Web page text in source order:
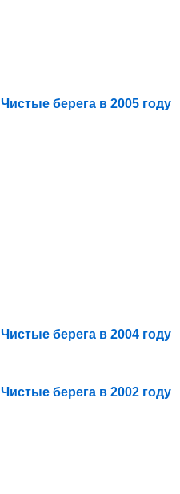
Чистые берега в 2005 году
Чистые берега в 2004 году
Чистые берега в 2002 году